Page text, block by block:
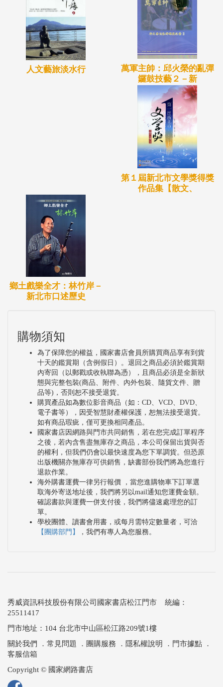
人文藝旅淡水行
萬軍主帥：邱火榮的亂彈
鑼鼓技藝２－新
第１屆新北市文學獎得獎
作品集【散文、
鄉土戲樂全才：林竹岸－
新北市口述歷史
購物須知
為了保障您的權益，國家書店會員所購買商品享有到貨
十天的鑑賞期（含例假日）。退回之商品必須於鑑賞期
內寄回（以郵戳或收執聯為憑），且商品必須是全新狀
態與完整包裝(商品、附件、內外包裝、隨貨文件、贈
品等)，否則恕不接受退貨。
購買產品如為數位影音商品（如：CD、VCD、DVD、
電子書等），因受智慧財產權保護，恕無法接受退貨。
如有商品瑕疵，僅可更換相同產品。
國家書店因網路與門市共同銷售，若在您完成訂單程序
之後，若內含售盡無庫存之商品，本公司保留出貨與否
的權利，但我們仍會以最快速度為您下單調貨。但恐原
出版機關亦無庫存可供銷售，缺書部份我們將為您進行
退款作業。
海外購書運費一律另行報價 ，當您進購物車下訂單選
取海外寄送地址後，我們將另以mail通知您運費金額。
確認書款與運費一併支付後，我們將儘速處理您的訂
單。
學校團體、讀書會用書，或每月需特定數量者，可洽
【團購部門】
，我們有專人為您服務。
秀威資訊科技股份有限公司國家書店松江門市 統編：
25511417
門市地址：104 台北市中山區松江路209號1樓
關於我們
． 常見問題 ． 團購服務 ． 隱私權說明 ． 門市據點 ．
客服信箱
Copyright © 國家網路書店